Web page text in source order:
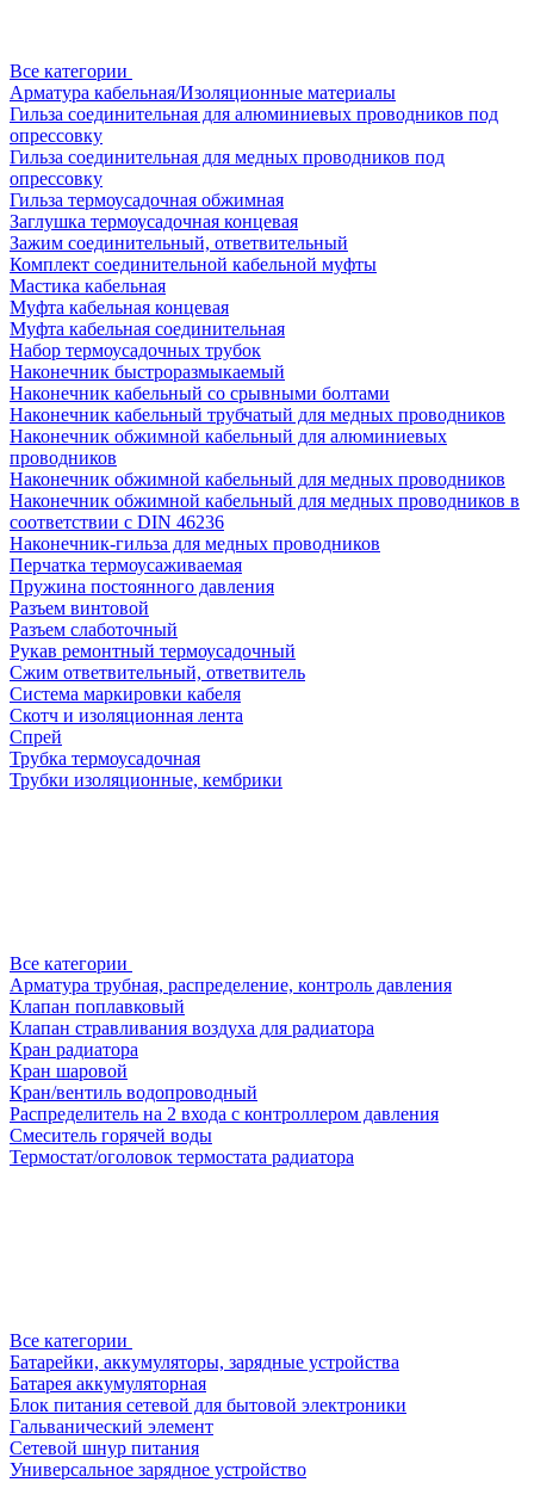
Все категории
Арматура кабельная/Изоляционные материалы
Гильза соединительная для алюминиевых проводников под
опрессовку
Гильза соединительная для медных проводников под
опрессовку
Гильза термоусадочная обжимная
Заглушка термоусадочная концевая
Зажим соединительный, ответвительный
Комплект соединительной кабельной муфты
Мастика кабельная
Муфта кабельная концевая
Муфта кабельная соединительная
Набор термоусадочных трубок
Наконечник быстроразмыкаемый
Наконечник кабельный со срывными болтами
Наконечник кабельный трубчатый для медных проводников
Наконечник обжимной кабельный для алюминиевых
проводников
Наконечник обжимной кабельный для медных проводников
Наконечник обжимной кабельный для медных проводников в
соответствии с DIN 46236
Наконечник-гильза для медных проводников
Перчатка термоусаживаемая
Пружина постоянного давления
Разъем винтовой
Разъем слаботочный
Рукав ремонтный термоусадочный
Сжим ответвительный, ответвитель
Система маркировки кабеля
Скотч и изоляционная лента
Спрей
Трубка термоусадочная
Трубки изоляционные, кембрики
Все категории
Арматура трубная, распределение, контроль давления
Клапан поплавковый
Клапан стравливания воздуха для радиатора
Кран радиатора
Кран шаровой
Кран/вентиль водопроводный
Распределитель на 2 входа с контроллером давления
Смеситель горячей воды
Термостат/оголовок термостата радиатора
Все категории
Батарейки, аккумуляторы, зарядные устройства
Батарея аккумуляторная
Блок питания сетевой для бытовой электроники
Гальванический элемент
Сетевой шнур питания
Универсальное зарядное устройство